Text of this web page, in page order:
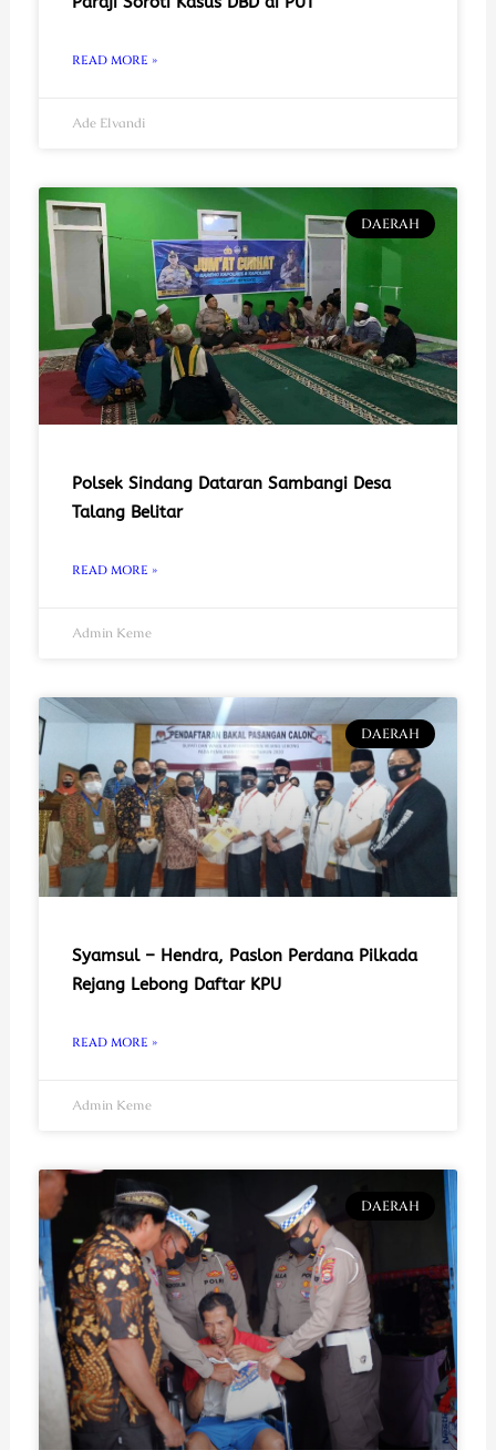
READ MORE »
Ade Elvandi
DAERAH
Polsek Sindang Dataran Sambangi Desa
Talang Belitar
READ MORE »
Admin Keme
DAERAH
Syamsul – Hendra, Paslon Perdana Pilkada
Rejang Lebong Daftar KPU
READ MORE »
Admin Keme
DAERAH